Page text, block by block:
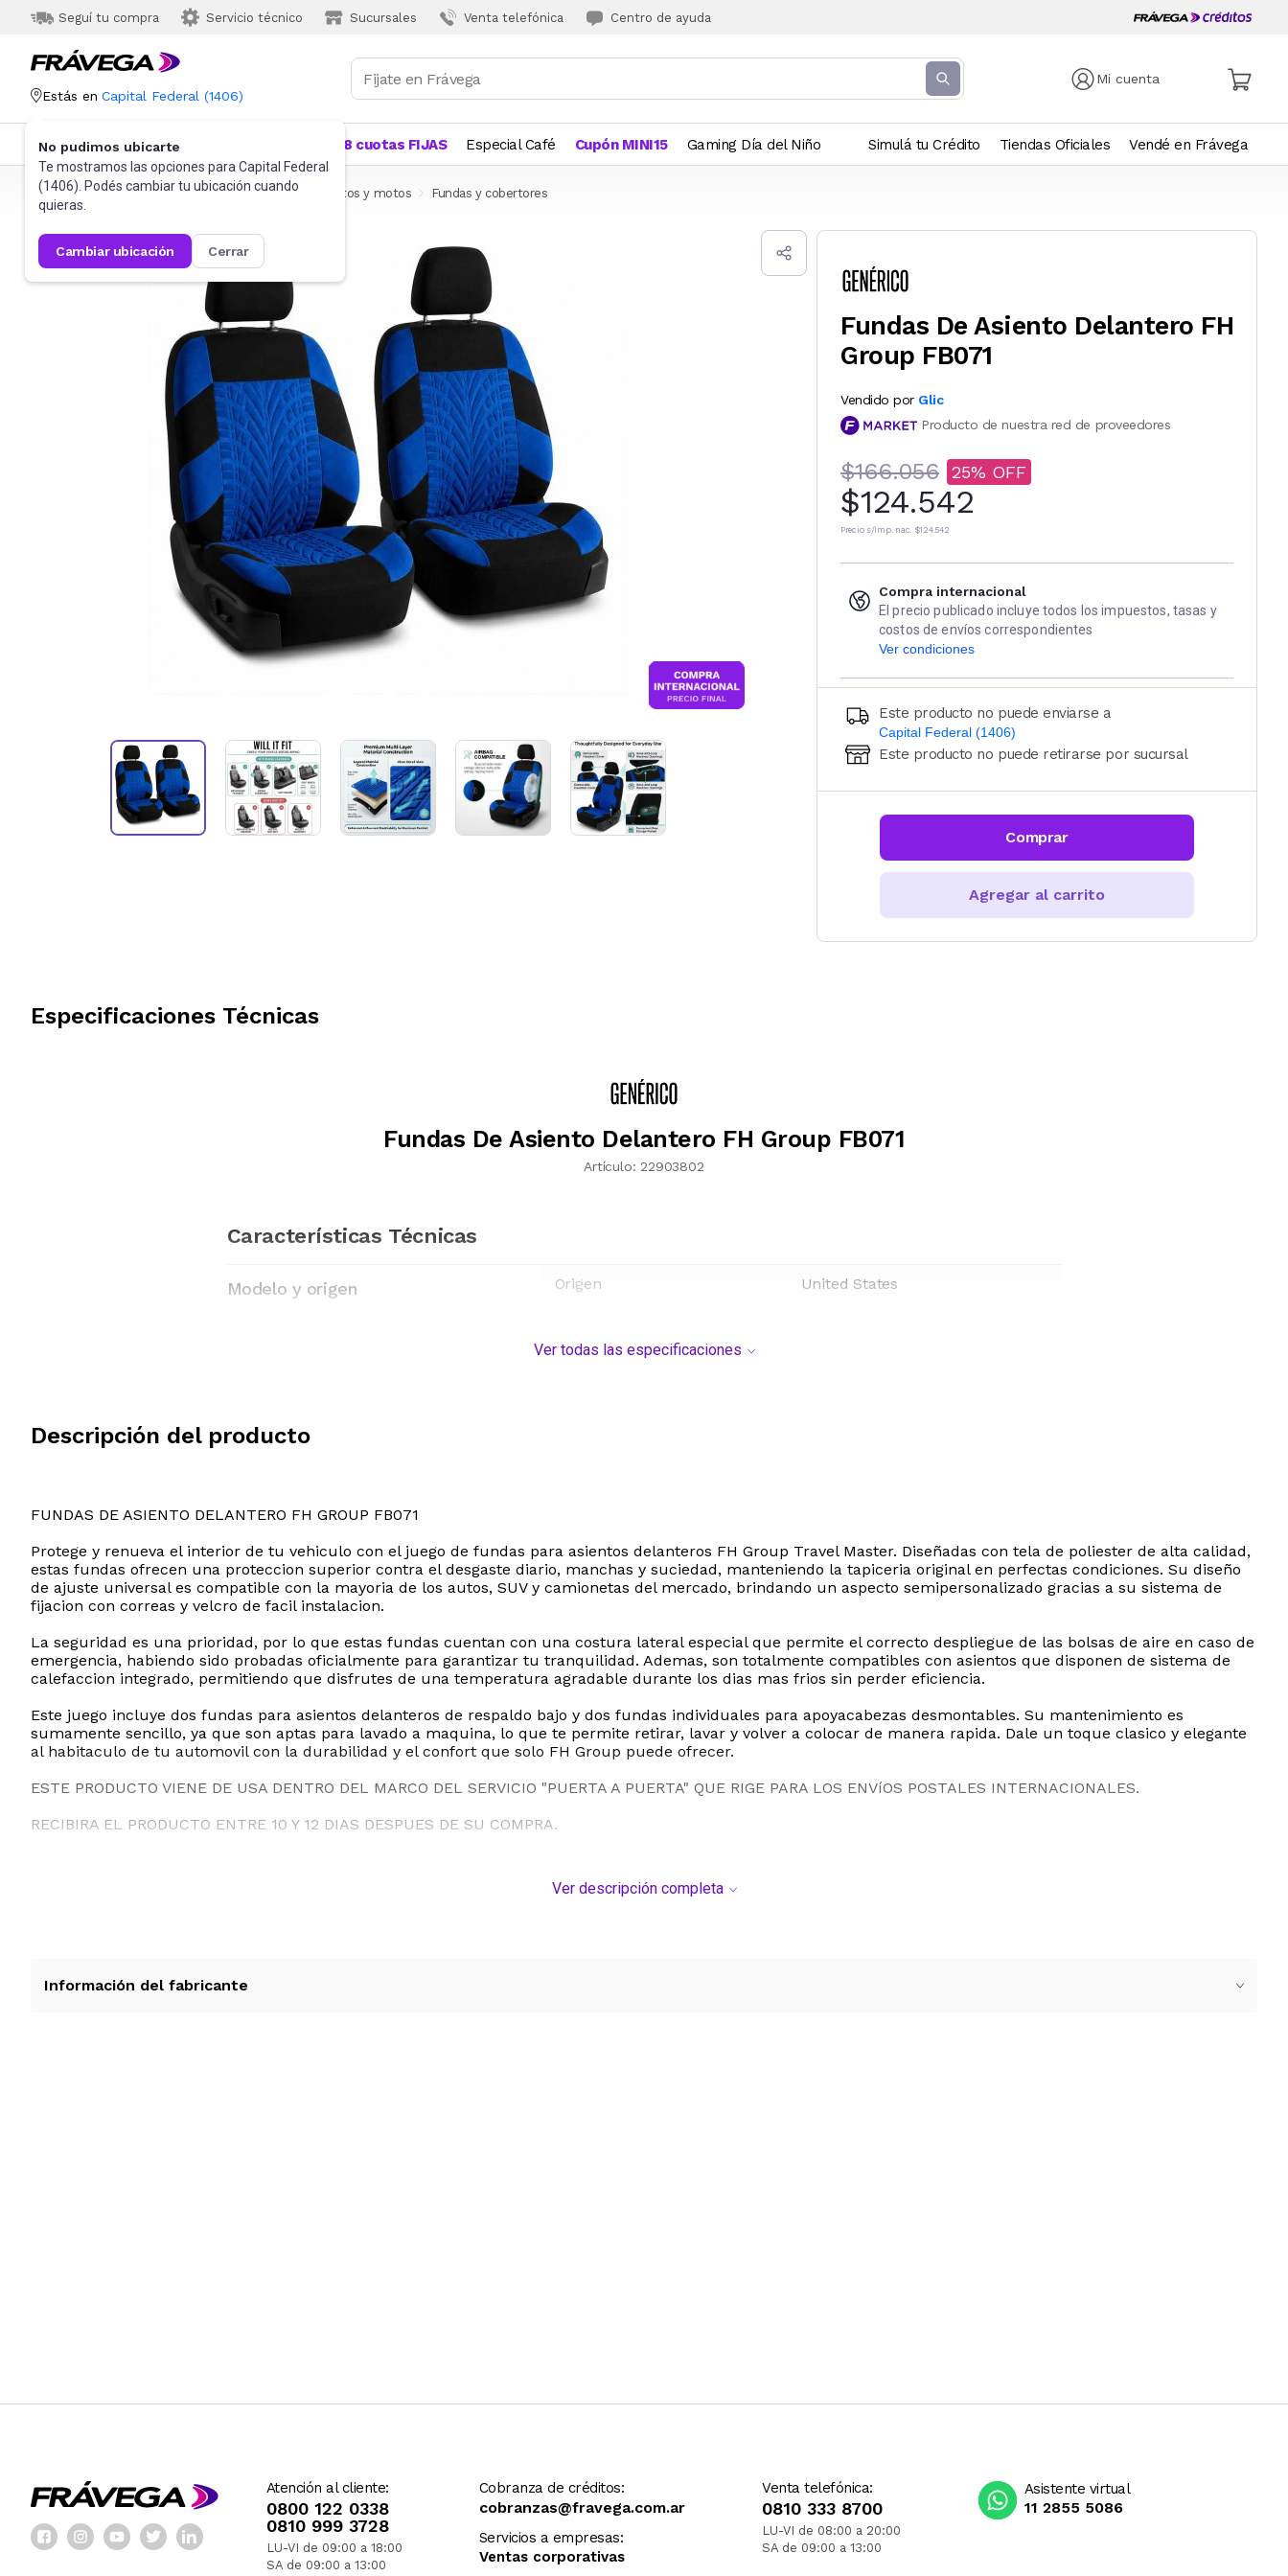
Seguí tu compra Servicio técnico Sucursales Venta telefónica Centro de ayuda
Mi cuenta
Estás en Capital Federal (1406)
No pudimos ubicarte
Te mostramos las opciones para Capital Federal
(1406). Podés cambiar tu ubicación cuando
quieras.
cambiar ubicación cerrar
Categorías Más Vendidos 18 cuotas FIJAS Especial Café Cupón MINI15 Gaming Día del Niño Simulá tu Crédito Tiendas Oficiales Vendé en Frávega
Frávega Autos, Motos y Otros Accesorios para autos y motos Fundas y cobertores
Fundas De Asiento Delantero FH
Group FB071
Vendido por Glic
Producto de nuestra red de proveedores
$166.056 25
$124.542
Precio s/imp. nac. $124.542
Compra internacional
El precio publicado incluye todos los impuestos, tasas y
costos de envíos correspondientes
Ver condiciones
Este producto no puede enviarse a
Capital Federal (1406)
Ingresá código postal (sólo números)
CALCULAR
Este producto no puede retirarse por sucursal
Comprar
Agregar al carrito
Especificaciones Técnicas
Fundas De Asiento Delantero FH Group FB071
Artículo: 22903802
Características Técnicas
Modelo y origen Origen United States
Ver todas las especificaciones
Descripción del producto
FUNDAS DE ASIENTO DELANTERO FH GROUP FB071
Protege y renueva el interior de tu vehiculo con el juego de fundas para asientos delanteros FH Group Travel Master. Diseñadas con tela de poliester de alta calidad,
estas fundas ofrecen una proteccion superior contra el desgaste diario, manchas y suciedad, manteniendo la tapiceria original en perfectas condiciones. Su diseño
de ajuste universal es compatible con la mayoria de los autos, SUV y camionetas del mercado, brindando un aspecto semipersonalizado gracias a su sistema de
fijacion con correas y velcro de facil instalacion.
La seguridad es una prioridad, por lo que estas fundas cuentan con una costura lateral especial que permite el correcto despliegue de las bolsas de aire en caso de
emergencia, habiendo sido probadas oficialmente para garantizar tu tranquilidad. Ademas, son totalmente compatibles con asientos que disponen de sistema de
calefaccion integrado, permitiendo que disfrutes de una temperatura agradable durante los dias mas frios sin perder eficiencia.
Este juego incluye dos fundas para asientos delanteros de respaldo bajo y dos fundas individuales para apoyacabezas desmontables. Su mantenimiento es
sumamente sencillo, ya que son aptas para lavado a maquina, lo que te permite retirar, lavar y volver a colocar de manera rapida. Dale un toque clasico y elegante
al habitaculo de tu automovil con la durabilidad y el confort que solo FH Group puede ofrecer.
ESTE PRODUCTO VIENE DE USA DENTRO DEL MARCO DEL SERVICIO "PUERTA A PUERTA" QUE RIGE PARA LOS ENVíOS POSTALES INTERNACIONALES.
RECIBIRA EL PRODUCTO ENTRE 10 Y 12 DIAS DESPUES DE SU COMPRA.
Ver descripción completa
Información del fabricante
Atención al cliente:
0800 122 0338
0810 999 3728
LU-VI de 09:00 a 18:00
SA de 09:00 a 13:00
Cobranza de créditos:
cobranzas@fravega.com.ar
Servicios a empresas:
Ventas corporativas
Venta telefónica:
0810 333 8700
LU-VI de 08:00 a 20:00
SA de 09:00 a 13:00
Asistente virtual
11 2855 5086